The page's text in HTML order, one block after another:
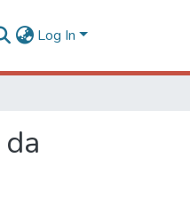
Log In